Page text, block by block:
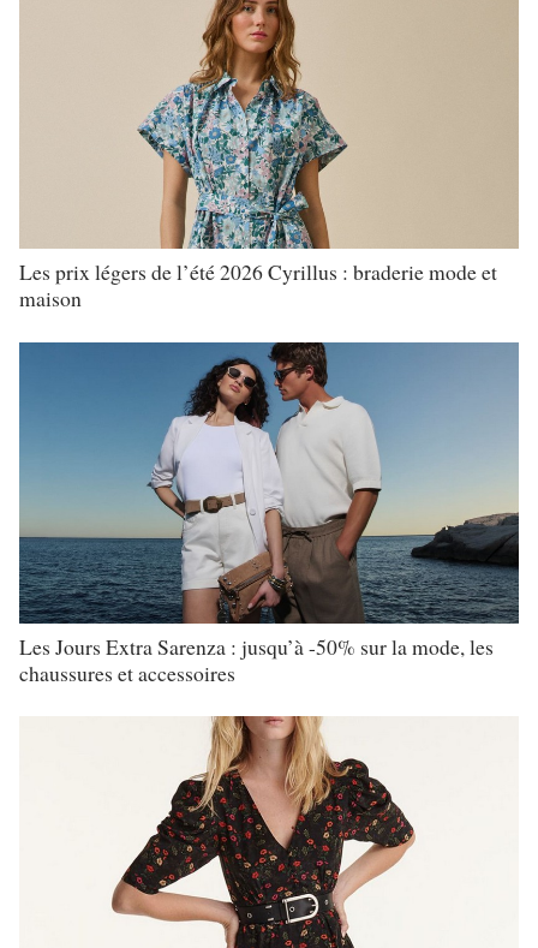
Les prix légers de l’été 2026 Cyrillus : braderie mode et
maison
Les Jours Extra Sarenza : jusqu’à -50% sur la mode, les
chaussures et accessoires